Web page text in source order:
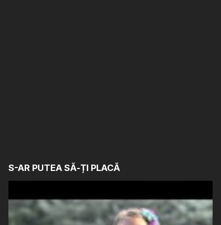
S-AR PUTEA SĂ-ȚI PLACĂ